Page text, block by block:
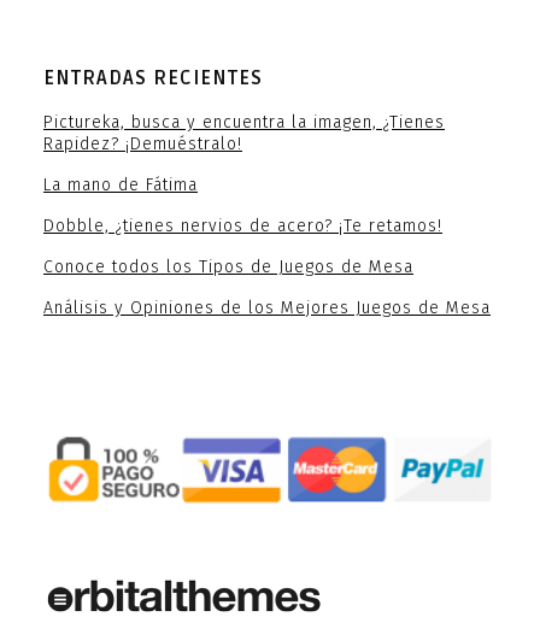
ENTRADAS RECIENTES
Pictureka, busca y encuentra la imagen, ¿Tienes
Rapidez? ¡Demuéstralo!
La mano de Fátima
Dobble, ¿tienes nervios de acero? ¡Te retamos!
Conoce todos los Tipos de Juegos de Mesa
Análisis y Opiniones de los Mejores Juegos de Mesa